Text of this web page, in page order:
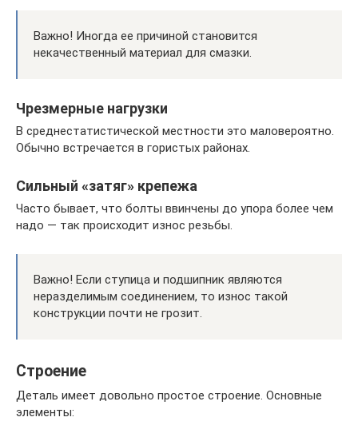
Важно! Иногда ее причиной становится
некачественный материал для смазки.
Чрезмерные нагрузки
В среднестатистической местности это маловероятно.
Обычно встречается в гористых районах.
Сильный «затяг» крепежа
Часто бывает, что болты ввинчены до упора более чем
надо — так происходит износ резьбы.
Важно! Если ступица и подшипник являются
неразделимым соединением, то износ такой
конструкции почти не грозит.
Строение
Деталь имеет довольно простое строение. Основные
элементы: